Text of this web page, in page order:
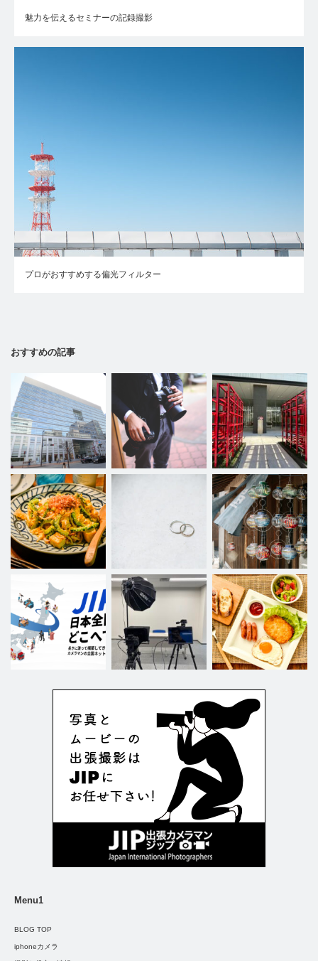
魅力を伝えるセミナーの記録撮影
プロがおすすめする偏光フィルター
おすすめの記事
Menu1
BLOG TOP
iphoneカメラ